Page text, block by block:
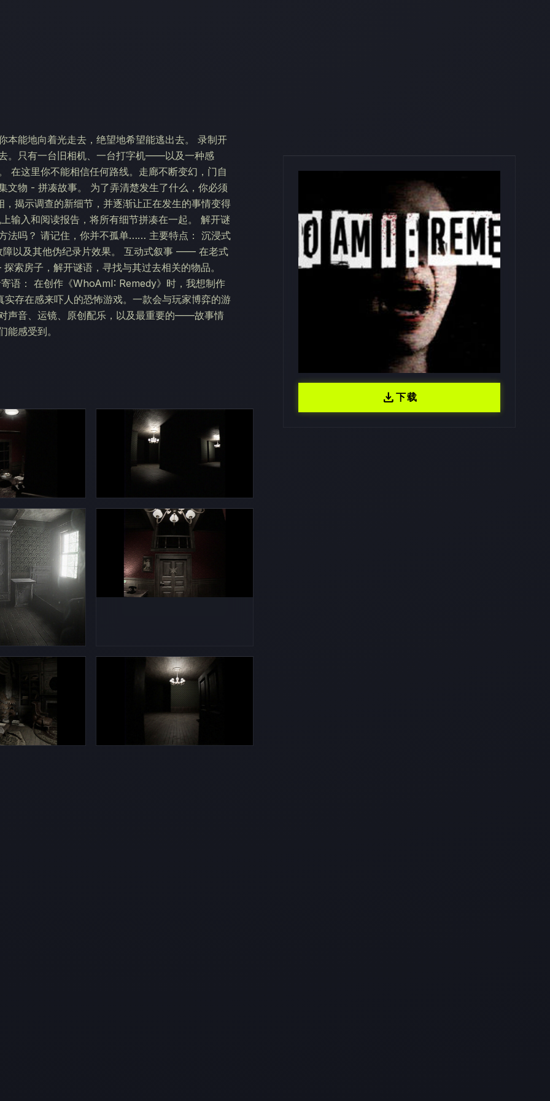
本能地向着光走去，绝望地希望能逃出去。 录制开
。只有一台旧相机、一台打字机——以及一种感
在这里你不能相信任何路线。走廊不断变幻，门自
文物 - 拼凑故事。 为了弄清楚发生了什么，你必须
揭示调查的新细节，并逐渐让正在发生的事情变得
输入和阅读报告，将所有细节拼凑在一起。 解开谜
法吗？ 请记住，你并不孤单…… 主要特点： 沉浸式
以及其他伪纪录片效果。 互动式叙事 —— 在老式
房子，解开谜语，寻找与其过去相关的物品。
语： 在创作《WhoAmI: Remedy》时，我想制作
存在感来吓人的恐怖游戏。一款会与玩家博弈的游
声音、运镜、原创配乐，以及最重要的——故事情
感受到。
download下载